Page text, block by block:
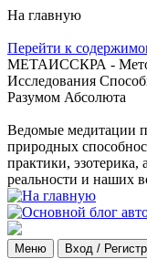
На главную
Перейти к
МЕТАИССКРА -
Исследования
Разумом Абсолюта
Ведомые медитации
природных
практики, эзотерика,
реальности и наших
Меню Вход /